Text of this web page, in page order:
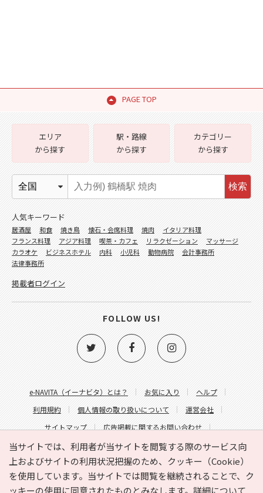
PAGE TOP
当サイトでは、利用者が当サイトを閲覧する際のサービス向
上およびサイトの利用状況把握のため、クッキー（Cookie）
を使用しています。当サイトでは閲覧を継続されることで、ク
ッキーの使用に同意されたものとみなします。詳細について
e-NAVITA（イーナビタ）とは？ お気に入り
ヘルプ
利用規約
個人情報の取り扱いについて
運営会社
サイトマップ
広告掲載に関するお問い合わせ
サイトの内容に関するお問い合わせ
エリア
から探す
駅・路線
から探す
カテゴリー
から探す
検索
人気キーワード
居酒屋 和食 焼き鳥 懐石・会席料理 焼肉
イタリア料理
フランス料理
アジア料理 喫茶・カフェ リラクゼーション
マッサージ
カラオケ
ビジネスホテル 内科 小児科 動物病院
会計事務所
法律事務所
掲載者ログイン
FOLLOW US!